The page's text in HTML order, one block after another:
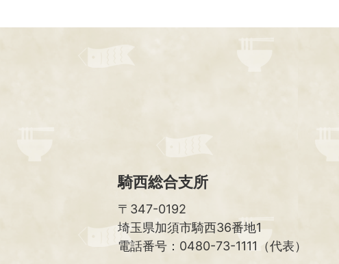
騎西総合支所
〒347-0192
埼玉県加須市騎西36番地1
電話番号：0480-73-1111（代表）